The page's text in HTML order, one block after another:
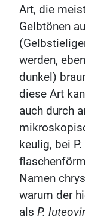
Art, die
Gelbtönen
werden,
dunkel)
diese Art
auch durch
keulig, bei
Namen
warum der
als P.